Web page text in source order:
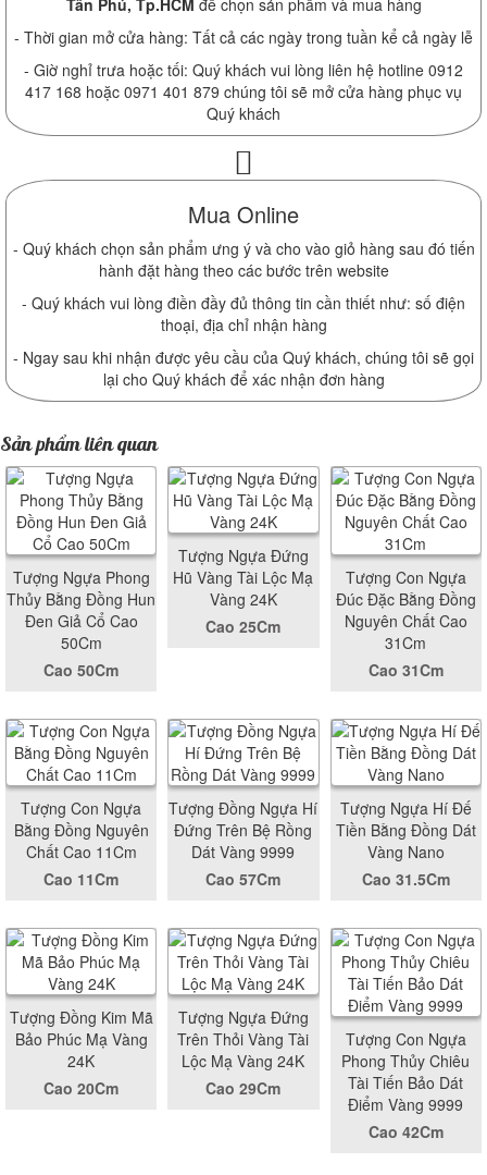
- Thời gian mở cửa hàng: Tất cả các ngày trong tuần kể cả ngày lễ
- Giờ nghỉ trưa hoặc tối: Quý khách vui lòng liên hệ hotline 0912
417 168 hoặc 0971 401 879 chúng tôi sẽ mở cửa hàng phục vụ
Quý khách
Mua Online
- Quý khách chọn sản phẩm ưng ý và cho vào giỏ hàng sau đó tiến
hành đặt hàng theo các bước trên website
- Quý khách vui lòng điền đầy đủ thông tin cần thiết như: số điện
thoại, địa chỉ nhận hàng
- Ngay sau khi nhận được yêu cầu của Quý khách, chúng tôi sẽ gọi
lại cho Quý khách để xác nhận đơn hàng
Sản phẩm liên quan
Tượng Ngựa Phong
Thủy Bằng Đồng Hun
Đen Giả Cổ Cao
50Cm
Cao 50Cm
Tượng Ngựa Đứng
Hũ Vàng Tài Lộc Mạ
Vàng 24K
Cao 25Cm
Tượng Con Ngựa
Đúc Đặc Bằng Đồng
Nguyên Chất Cao
31Cm
Cao 31Cm
Tượng Con Ngựa
Bằng Đồng Nguyên
Chất Cao 11Cm
Cao 11Cm
Tượng Đồng Ngựa Hí
Đứng Trên Bệ Rồng
Dát Vàng 9999
Cao 57Cm
Tượng Ngựa Hí Đế
Tiền Bằng Đồng Dát
Vàng Nano
Cao 31.5Cm
Tượng Đồng Kim Mã
Bảo Phúc Mạ Vàng
24K
Cao 20Cm
Tượng Ngựa Đứng
Trên Thỏi Vàng Tài
Lộc Mạ Vàng 24K
Cao 29Cm
Tượng Con Ngựa
Phong Thủy Chiêu
Tài Tiến Bảo Dát
Điểm Vàng 9999
Cao 42Cm